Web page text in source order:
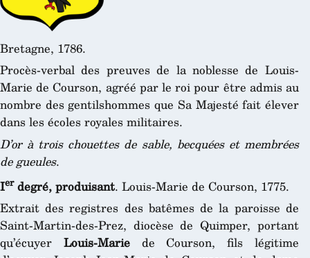
Bretagne, 1786.
Procès-verbal des preuves de la noblesse de Louis-
Marie de Courson, agréé par le roi pour être admis au
nombre des gentilshommes que Sa Majesté fait élever
dans les écoles royales militaires.
D’or à trois chouettes de sable, becquées et membrées
de gueules.
Ierdegré, produisant. Louis-Marie de Courson, 1775.
Extrait des registres des batêmes de la paroisse de
Saint-Martin-des-Prez, diocèse de Quimper, portant
qu’écuyer Louis-Mariede Courson, fils légitime